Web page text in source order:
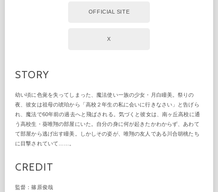
OFFICIAL SITE
X
STORY
幼い頃に色覚を失ってしまった、魔法使い一族の少女・月白瞳美。祭りの
夜、彼女は祖母の琥珀から「高校２年生の私に会いに行きなさい」と告げら
れ、魔法で60年前の過去へと飛ばされる。気づくと彼女は、南ヶ丘高校に通
う高校生・葵唯翔の部屋にいた。自分の身に何が起きたかわからず、あわて
て部屋から逃げ出す瞳美。しかしその姿が、唯翔の友人である川合胡桃たち
に目撃されていて……。
CREDIT
監督：篠原俊哉